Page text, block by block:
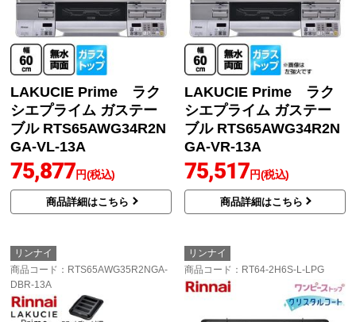
LAKUCIE Prime ラク
シエプライム ガステー
ブル RTS65AWG34R2N
GA-VL-13A
75,877円(税込)
商品詳細はこちら
LAKUCIE Prime ラク
シエプライム ガステー
ブル RTS65AWG34R2N
GA-VR-13A
75,517円(税込)
商品詳細はこちら
リンナイ
商品コード ：RTS65AWG35R2NGA-
DBR-13A
リンナイ
商品コード ：RT64-2H6S-L-LPG